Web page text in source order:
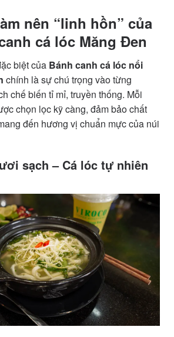
nên “linh hồn” của
cá lóc Măng Đen
biệt của Bánh canh cá lóc nổi
chính là sự chú trọng vào từng
chế biến tỉ mỉ, truyền thống. Mỗi
chọn lọc kỹ càng, đảm bảo chất
đến hương vị chuẩn mực của núi
sạch – Cá lóc tự nhiên